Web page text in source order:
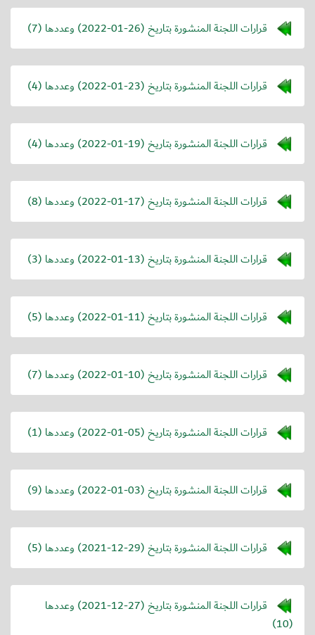
قرارات اللجنة المنشورة بتاريخ (2022-01-26) وعددها (7)
قرارات اللجنة المنشورة بتاريخ (2022-01-23) وعددها (4)
قرارات اللجنة المنشورة بتاريخ (2022-01-19) وعددها (4)
قرارات اللجنة المنشورة بتاريخ (2022-01-17) وعددها (8)
قرارات اللجنة المنشورة بتاريخ (2022-01-13) وعددها (3)
قرارات اللجنة المنشورة بتاريخ (2022-01-11) وعددها (5)
قرارات اللجنة المنشورة بتاريخ (2022-01-10) وعددها (7)
قرارات اللجنة المنشورة بتاريخ (2022-01-05) وعددها (1)
قرارات اللجنة المنشورة بتاريخ (2022-01-03) وعددها (9)
قرارات اللجنة المنشورة بتاريخ (2021-12-29) وعددها (5)
قرارات اللجنة المنشورة بتاريخ (2021-12-27) وعددها
(10)